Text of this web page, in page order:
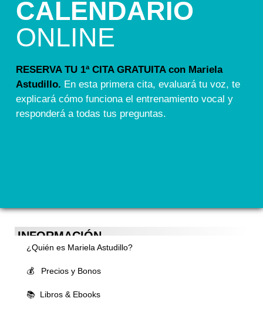
CALENDARIO
ONLINE
RESERVA TU 1ª CITA GRATUITA con Mariela
Astudillo. En esta primera cita, evaluará tu voz, te
explicará cómo funciona el entrenamiento vocal y
responderá a todas tus preguntas.
INFORMACIÓN
¿Quién es Mariela Astudillo?
💰 Precios y Bonos
📚 Libros & Ebooks